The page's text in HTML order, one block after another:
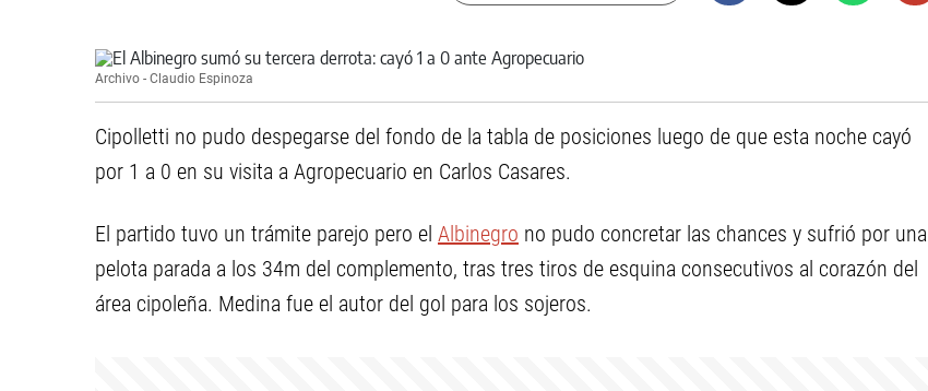
Archivo - Claudio Espinoza
Cipolletti no pudo despegarse del fondo de la tabla de posiciones luego de que esta noche cayó
por 1 a 0 en su visita a Agropecuario en Carlos Casares.
El partido tuvo un trámite parejo pero el Albinegro no pudo concretar las chances y sufrió por una
pelota parada a los 34m del complemento, tras tres tiros de esquina consecutivos al corazón del
área cipoleña. Medina fue el autor del gol para los sojeros.